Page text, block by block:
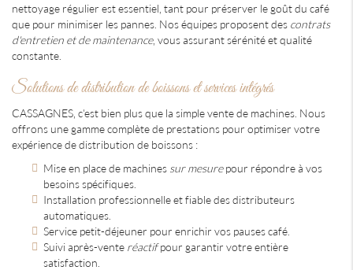
nettoyage régulier est essentiel, tant pour préserver le goût du café
que pour minimiser les pannes. Nos équipes proposent des contrats
d'entretien et de maintenance, vous assurant sérénité et qualité
constante.
Solutions de distribution de boissons et services intégrés
CASSAGNES, c'est bien plus que la simple vente de machines. Nous
offrons une gamme complète de prestations pour optimiser votre
expérience de distribution de boissons :
Mise en place de machines sur mesurepour répondre à vos
besoins spécifiques.
Installation professionnelle et fiable des distributeurs
automatiques.
Service petit-déjeuner pour enrichir vos pauses café.
Suivi après-vente réactifpour garantir votre entière
satisfaction.